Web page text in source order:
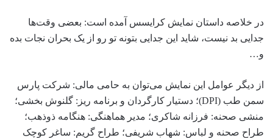
در خلاصه داستان نمایش کرایسس آمده است: بعضی وقت‌ها
جدایی بد نیست، شاید این جدایی بتونه تو رو از یک بحران نجات بده
و…
از دیگر عوامل این نمایش می‌توان به حامی مالی: شرکت پارس
سمن طب (DPI)؛ دستیار کارگردان و برنامه ریز: گلنوش بخشی؛
منشی صحنه: فرزانه شاکری؛ مدیر هماهنگى: هنگامه ذوذهب؛
طراح صحنه و لباس: شهاب شریفی؛ طراح گریم: ساغر کوچک